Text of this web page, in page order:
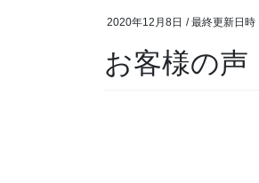
2020年12月8日 / 最終更新日時
お客様の声